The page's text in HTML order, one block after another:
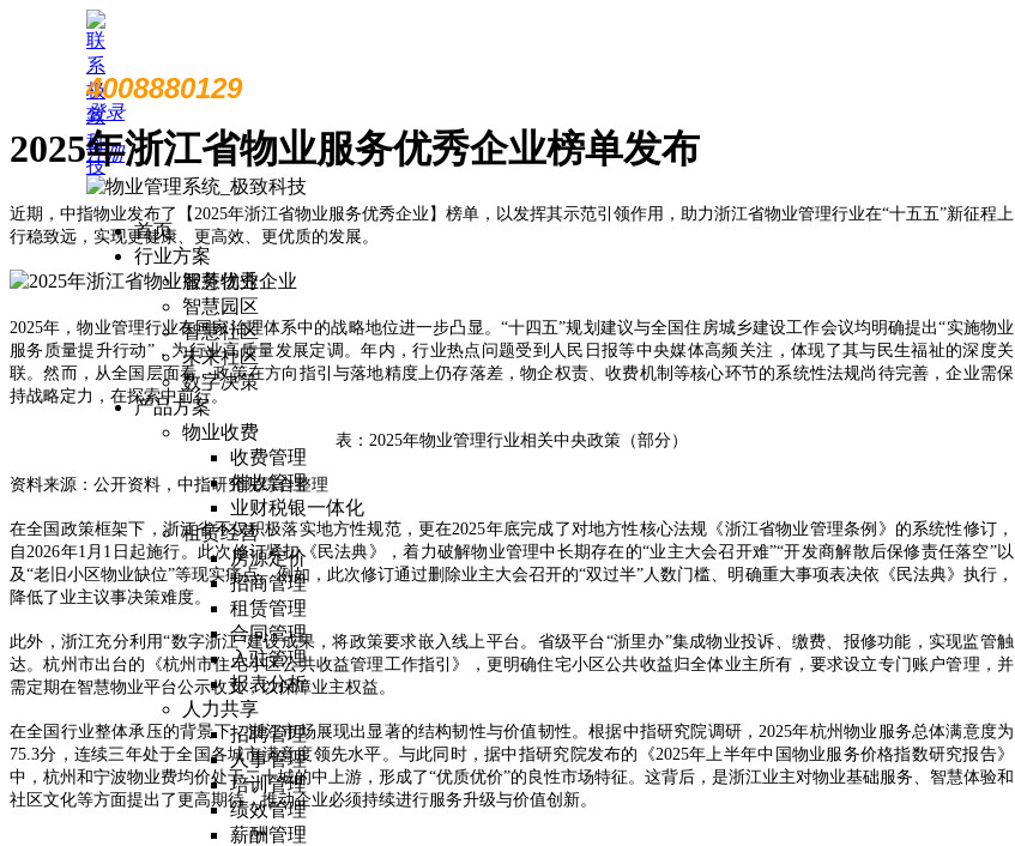
4008880129
登录
注册
首页
行业方案
智慧物业
智慧园区
智慧社区
未来社区
数字决策
产品方案
物业收费
收费管理
催收管理
业财税银一体化
租赁经营
房源定价
招商管理
租赁管理
合同管理
入驻管理
报表分析
人力共享
招聘管理
人事管理
培训管理
绩效管理
薪酬管理
2025年浙江省物业服务优秀企业榜单发布
近期，中指物业发布了【2025年浙江省物业服务优秀企业】榜单，以发挥其示范引领作用，助力浙江省物业管理行业在“十五五”新征程上
行稳致远，实现更健康、更高效、更优质的发展。
2025年，物业管理行业在国家治理体系中的战略地位进一步凸显。“十四五”规划建议与全国住房城乡建设工作会议均明确提出“实施物业
服务质量提升行动”，为行业高质量发展定调。年内，行业热点问题受到人民日报等中央媒体高频关注，体现了其与民生福祉的深度关
联。然而，从全国层面看，政策在方向指引与落地精度上仍存落差，物企权责、收费机制等核心环节的系统性法规尚待完善，企业需保
持战略定力，在探索中前行。
表：2025年物业管理行业相关中央政策（部分）
资料来源：公开资料，中指研究院综合整理
在全国政策框架下，浙江省不仅积极落实地方性规范，更在2025年底完成了对地方性核心法规《浙江省物业管理条例》的系统性修订，
自2026年1月1日起施行。此次修订紧扣《民法典》，着力破解物业管理中长期存在的“业主大会召开难”“开发商解散后保修责任落空”以
及“老旧小区物业缺位”等现实痛点。例如，此次修订通过删除业主大会召开的“双过半”人数门槛、明确重大事项表决依《民法典》执行，
降低了业主议事决策难度。
此外，浙江充分利用“数字浙江”建设成果，将政策要求嵌入线上平台。省级平台“浙里办”集成物业投诉、缴费、报修功能，实现监管触
达。杭州市出台的《杭州市住宅小区公共收益管理工作指引》，更明确住宅小区公共收益归全体业主所有，要求设立专门账户管理，并
需定期在智慧物业平台公示收支，以保障业主权益。
在全国行业整体承压的背景下，浙江市场展现出显著的结构韧性与价值韧性。根据中指研究院调研，2025年杭州物业服务总体满意度为
75.3分，连续三年处于全国各城市满意度领先水平。与此同时，据中指研究院发布的《2025年上半年中国物业服务价格指数研究报告》
中，杭州和宁波物业费均价处于二十城的中上游，形成了“优质优价”的良性市场特征。这背后，是浙江业主对物业基础服务、智慧体验和
社区文化等方面提出了更高期待，推动企业必须持续进行服务升级与价值创新。